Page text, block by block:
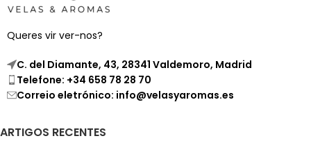
Queres vir ver-nos?
C. del Diamante, 43, 28341 Valdemoro, Madrid
Telefone: +34 658 78 28 70
Correio eletrónico: info@velasyaromas.es
ARTIGOS RECENTES